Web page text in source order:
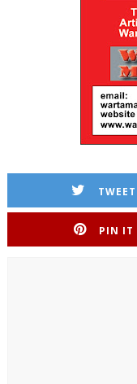
TWEET
PIN IT